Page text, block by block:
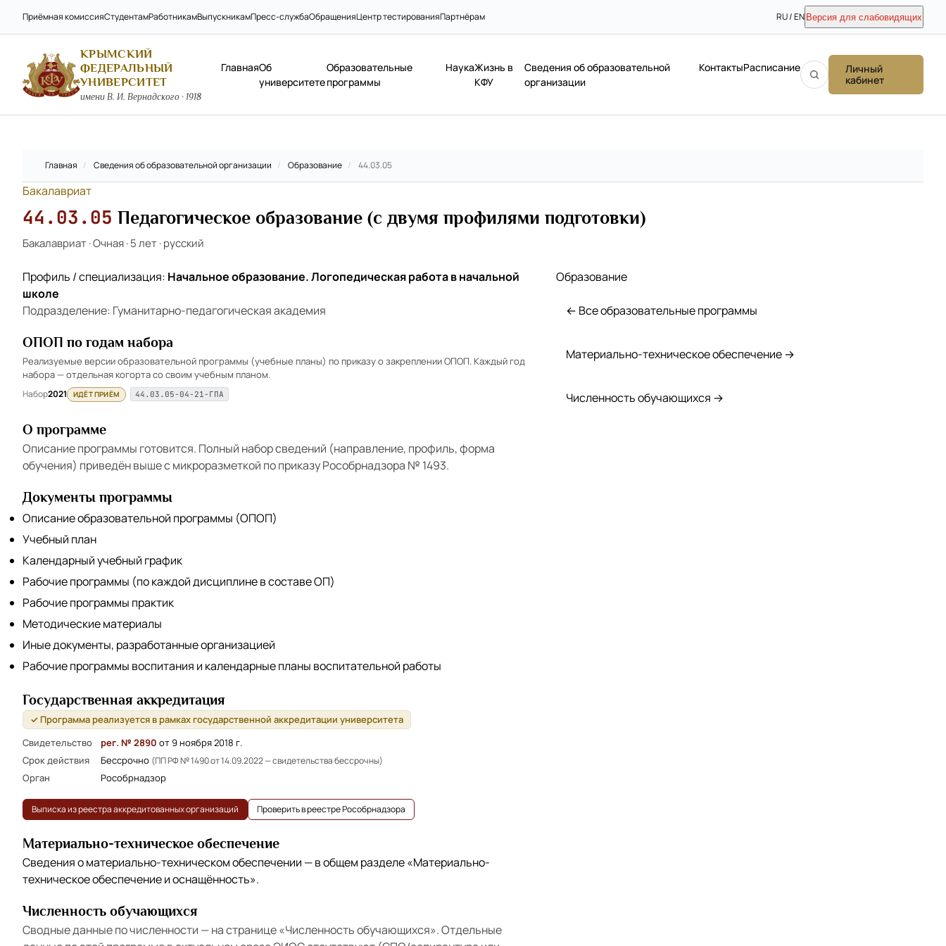
Приёмная комиссияСтудентамРаботникамВыпускникамПресс-службаОбращенияЦентр тестированияПартнёрам RU / EN Версия для слабовидящих
КРЫМСКИЙ
ФЕДЕРАЛЬНЫЙ
УНИВЕРСИТЕТ
имени В. И. Вернадского · 1918
ГлавнаяОб
университете
Образовательные
программы
НаукаЖизнь в
КФУ
Сведения об образовательной
организации
КонтактыРасписание
Личный
кабинет
Главная / Сведения об образовательной организации / Образование / 44.03.05
Бакалавриат
44.03.05 Педагогическое образование (с двумя профилями подготовки)
Бакалавриат·Очная·5 лет·русский
Профиль / специализация: Начальное образование. Логопедическая работа в начальной
школе
Подразделение: Гуманитарно-педагогическая академия
ОПОП по годам набора
Реализуемые версии образовательной программы (учебные планы) по приказу о закреплении ОПОП. Каждый год
набора — отдельная когорта со своим учебным планом.
Набор2021 ИДЁТ ПРИЁМ 44.03.05-04-21-ГПА
О программе
Описание программы готовится. Полный набор сведений (направление, профиль, форма
обучения) приведён выше с микроразметкой по приказу Рособрнадзора № 1493.
Документы программы
Описание образовательной программы (ОПОП)
Учебный план
Календарный учебный график
Рабочие программы (по каждой дисциплине в составе ОП)
Рабочие программы практик
Методические материалы
Иные документы, разработанные организацией
Рабочие программы воспитания и календарные планы воспитательной работы
Государственная аккредитация
✓ Программа реализуется в рамках государственной аккредитации университета
Свидетельство
рег. № 2890 от 9 ноября 2018 г.
Срок действия
Бессрочно (ПП РФ № 1490 от 14.09.2022 — свидетельства бессрочны)
Орган Рособрнадзор
Выписка из реестра аккредитованных организаций Проверить в реестре Рособрнадзора
Материально-техническое обеспечение
Сведения о материально-техническом обеспечении — в общем разделе«Материально-
техническое обеспечение и оснащённость».
Численность обучающихся
Сводные данные по численности — на странице«Численность обучающихся». Отдельные
Образование
← Все образовательные программы
Материально-техническое обеспечение →
Численность обучающихся →